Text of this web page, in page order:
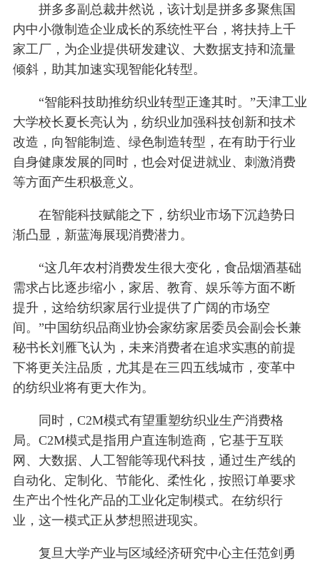
拼多多副总裁井然说，该计划是拼多多聚焦国
内中小微制造企业成长的系统性平台，将扶持上千
家工厂，为企业提供研发建议、大数据支持和流量
倾斜，助其加速实现智能化转型。
“智能科技助推纺织业转型正逢其时。”天津工业
大学校长夏长亮认为，纺织业加强科技创新和技术
改造，向智能制造、绿色制造转型，在有助于行业
自身健康发展的同时，也会对促进就业、刺激消费
等方面产生积极意义。
在智能科技赋能之下，纺织业市场下沉趋势日
渐凸显，新蓝海展现消费潜力。
“这几年农村消费发生很大变化，食品烟酒基础
需求占比逐步缩小，家居、教育、娱乐等方面不断
提升，这给纺织家居行业提供了广阔的市场空
间。”中国纺织品商业协会家纺家居委员会副会长兼
秘书长刘雁飞认为，未来消费者在追求实惠的前提
下将更关注品质，尤其是在三四五线城市，变革中
的纺织业将有更大作为。
同时，C2M模式有望重塑纺织业生产消费格
局。C2M模式是指用户直连制造商，它基于互联
网、大数据、人工智能等现代科技，通过生产线的
自动化、定制化、节能化、柔性化，按照订单要求
生产出个性化产品的工业化定制模式。在纺织行
业，这一模式正从梦想照进现实。
复旦大学产业与区域经济研究中心主任范剑勇